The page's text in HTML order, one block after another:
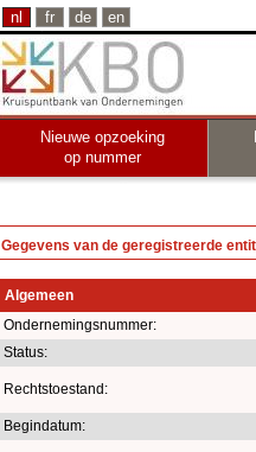
nl fr de en
Nieuwe opzoeking
op nummer
Gegevens van de geregistreerde
Algemeen
Ondernemingsnummer:
Status:
Rechtstoestand:
Begindatum: